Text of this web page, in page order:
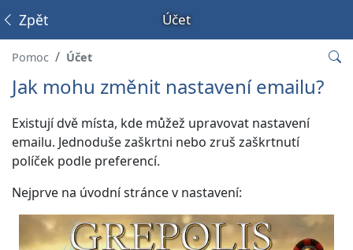
Účet
Zpět
Pomoc Účet
Jak mohu změnit nastavení emailu?
Existují dvě místa, kde můžež upravovat nastavení
emailu. Jednoduše zaškrtni nebo zruš zaškrtnutí
políček podle preferencí.
Nejprve na úvodní stránce v nastavení: